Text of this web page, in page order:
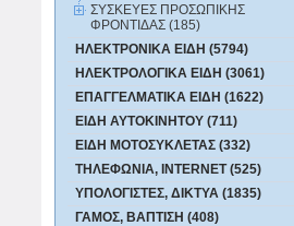
ΣΥΣΚΕΥΕΣ ΠΡΟΣΩΠΙΚΗΣ
ΦΡΟΝΤΙΔΑΣ (185)
ΗΛΕΚΤΡΟΝΙΚΑ ΕΙΔΗ (5794)
ΗΛΕΚΤΡΟΛΟΓΙΚΑ ΕΙΔΗ (3061)
ΕΠΑΓΓΕΛΜΑΤΙΚΑ ΕΙΔΗ (1622)
ΕΙΔΗ ΑΥΤΟΚΙΝΗΤΟΥ (711)
ΕΙΔΗ ΜΟΤΟΣΥΚΛΕΤΑΣ (332)
ΤΗΛΕΦΩΝΙΑ, INTERNET (525)
ΥΠΟΛΟΓΙΣΤΕΣ, ΔΙΚΤΥΑ (1835)
ΓΑΜΟΣ, ΒΑΠΤΙΣΗ (408)